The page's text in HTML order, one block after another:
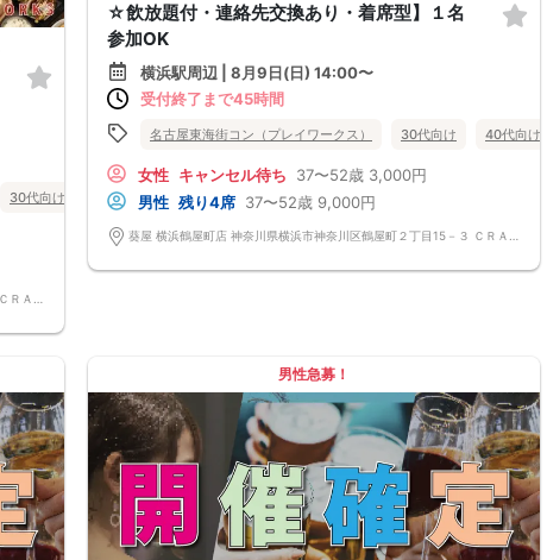
30代向け 街コン 食事あり 神奈川県 横浜駅周辺
☆飲放題付・連絡先交換あり・着席型】１名
参加OK
横浜駅周辺 | 8月9日(日) 14:00〜
受付終了まで45時間
名古屋東海街コン（プレイワークス） 30代向け 40代向け
女性 キャンセル待ち 37〜52歳 3,000円
男性 残り4席 37〜52歳 9,000円
男性急募！